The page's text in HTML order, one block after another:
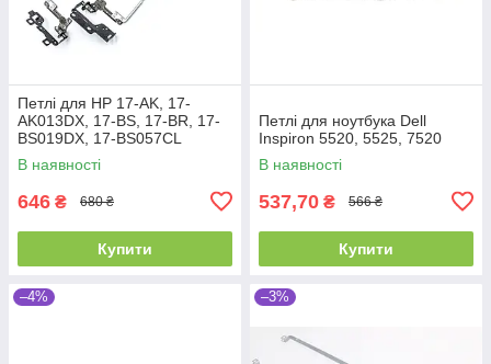
Петлі для HP 17-AK, 17-
AK013DX, 17-BS, 17-BR, 17-
BS019DX, 17-BS057CL
(926527-001) (Ліва + права)
В наявності
646 ₴ 680 ₴
Купити
Петлі для ноутбука Dell
Inspiron 5520, 5525, 7520
В наявності
537,70 ₴ 566 ₴
Купити
–4% –3%